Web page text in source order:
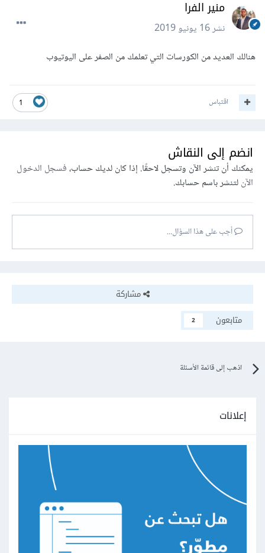
منير الفرا
نشر16 يونيو 2019
هنالك العديد من الكورسات التي تعلمك من الصفر على اليوتيوب
1 اقتباس
انضم إلى النقاش
يمكنك أن تنشر الآن وتسجل لاحقًا. إذا كان لديك حساب،فسجل الدخول
الآنلتنشر باسم حسابك.
أجب على هذا السؤال...
مشاركة
متابعون
2
اذهب إلى قائمة الأسئلة
إعلانات